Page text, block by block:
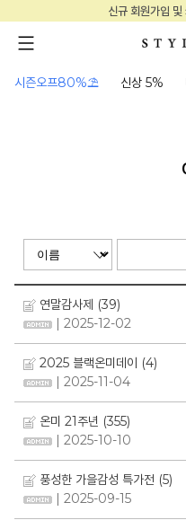
신규 회원가입 및
시즌오프80%⛱ 신상 5%
연말감사제 (39)
| 2025-12-02
2025 블랙온미데이 (4)
| 2025-11-04
온미 21주년 (355)
| 2025-10-10
풍성한 가을감성 특가전 (5)
| 2025-09-15